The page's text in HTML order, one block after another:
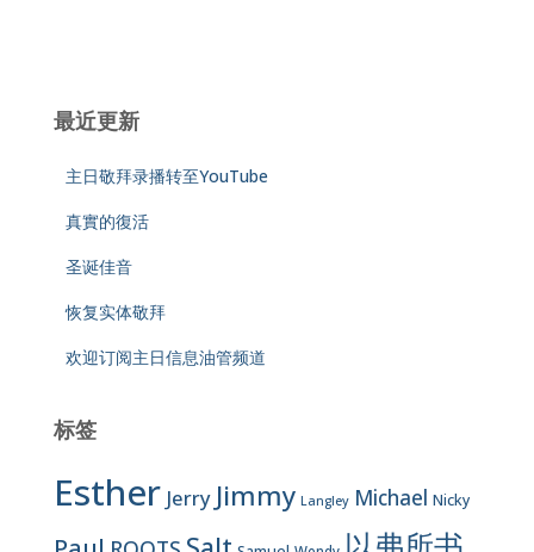
最近更新
主日敬拜录播转至YouTube
真實的復活
圣诞佳音
恢复实体敬拜
欢迎订阅主日信息油管频道
标签
Esther Jerry Jimmy Langley Michael Nicky